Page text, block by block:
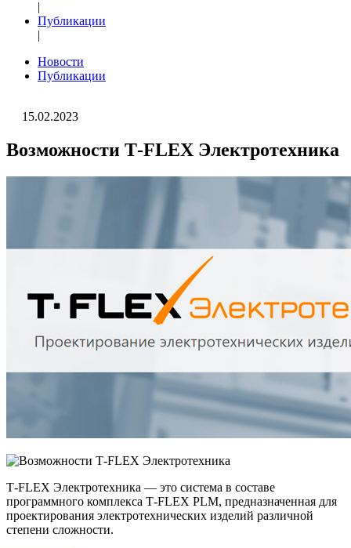
|
Публикации
|
Новости
Публикации
15.02.2023
Возможности T‑FLEX Электротехника
T‑FLEX Электротехника — это система в составе
программного комплекса T‑FLEX PLM, предназначенная для
проектирования электротехнических изделий различной
степени сложности.